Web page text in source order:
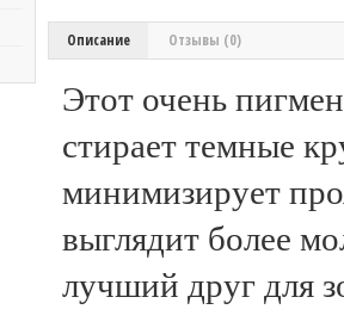
Описание Отзывы (0)
Этот очень
стирает темные
минимизирует
выглядит более
лучший друг для